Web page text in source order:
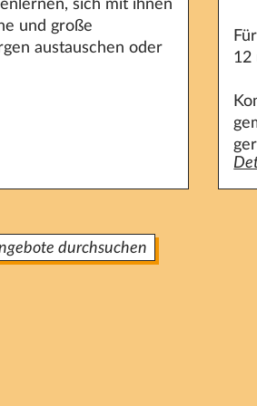
Süd
sich mit ihnen
und große
austauschen oder
Eltern-Kind-Frühstück
12
durchsuchen